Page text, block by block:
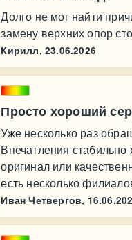
Долго не мог найти
замену верхних опор
Кирилл, 23.06.2026
Просто хороший
Уже несколько раз
Впечатления
оригинал или
есть несколько
Иван Четвергов,